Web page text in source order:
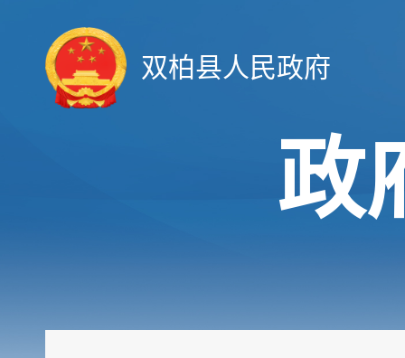
双柏县人民政府
政